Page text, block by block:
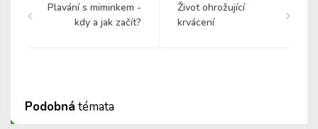
Plavání s miminkem -
kdy a jak začít?
Život ohrožující
krvácení
Podobná témata